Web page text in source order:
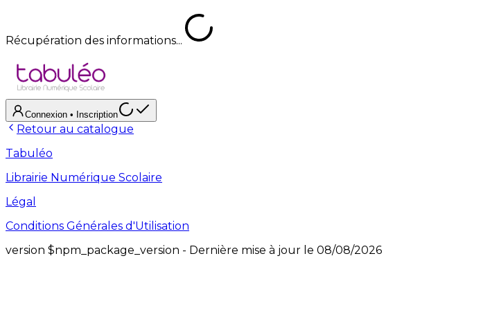
Récupération des informations...
Connexion • Inscription
Retour au catalogue
Tabuléo
Librairie Numérique Scolaire
Légal
Conditions Générales d'Utilisation
version $npm_package_version - Dernière mise à jour le 08/08/2026